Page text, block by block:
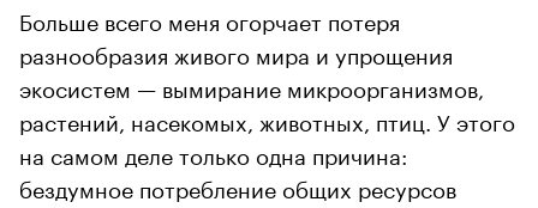
Больше всего меня огорчает потеря
разнообразия живого мира и упрощения
экосистем — вымирание микроорганизмов,
растений, насекомых, животных, птиц. У этого
на самом деле только одна причина:
бездумное потребление общих ресурсов